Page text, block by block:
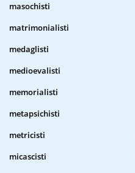
masochisti
matrimonialisti
medaglisti
medioevalisti
memorialisti
metapsichisti
metricisti
micascisti